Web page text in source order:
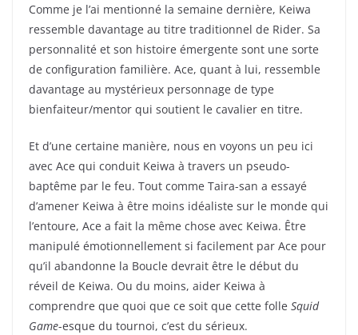
Comme je l’ai mentionné la semaine dernière, Keiwa
ressemble davantage au titre traditionnel de Rider. Sa
personnalité et son histoire émergente sont une sorte
de configuration familière. Ace, quant à lui, ressemble
davantage au mystérieux personnage de type
bienfaiteur/mentor qui soutient le cavalier en titre.
Et d’une certaine manière, nous en voyons un peu ici
avec Ace qui conduit Keiwa à travers un pseudo-
baptême par le feu. Tout comme Taira-san a essayé
d’amener Keiwa à être moins idéaliste sur le monde qui
l’entoure, Ace a fait la même chose avec Keiwa. Être
manipulé émotionnellement si facilement par Ace pour
qu’il abandonne la Boucle devrait être le début du
réveil de Keiwa. Ou du moins, aider Keiwa à
comprendre que quoi que ce soit que cette folle Squid
Game-esque du tournoi, c’est du sérieux.